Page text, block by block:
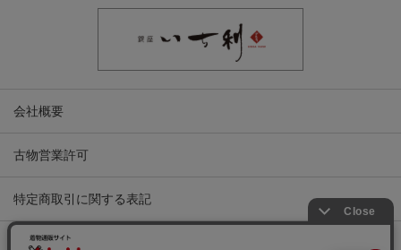
会社概要
古物営業許可
特定商取引に関する表記
プライバシーポリシー